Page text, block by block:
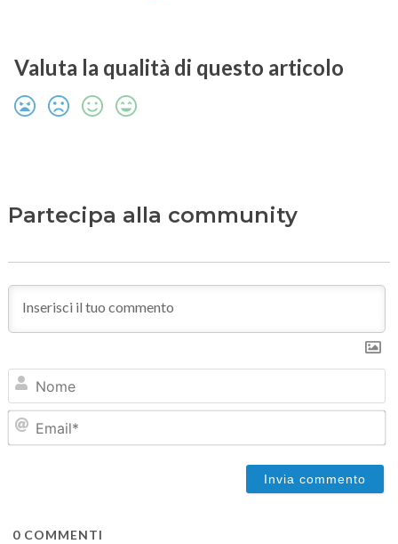
Valuta la qualità di questo articolo
Partecipa alla community
0COMMENTI